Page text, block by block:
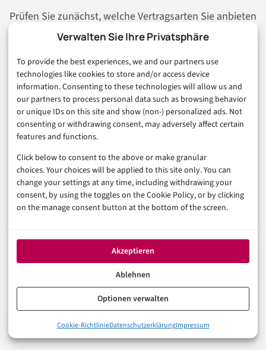
Verwalten Sie Ihre Privatsphäre
To provide the best experiences, we and our partners use
technologies like cookies to store and/or access device
information. Consenting to these technologies will allow us and
our partners to process personal data such as browsing behavior
or unique IDs on this site and show (non-) personalized ads. Not
consenting or withdrawing consent, may adversely affect certain
features and functions.
Click below to consent to the above or make granular
choices. Your choices will be applied to this site only. You can
change your settings at any time, including withdrawing your
consent, by using the toggles on the Cookie Policy, or by clicking
on the manage consent button at the bottom of the screen.
Akzeptieren
Ablehnen
Optionen verwalten
Cookie-RichtlinieDatenschutzerklärungImpressum
Prüfen Sie zunächst, welche Vertragsarten Sie anbieten
und für welche ein Widerrufsrecht besteht. Verkaufen
Dann sind Sie raus. Verkaufen Sie Standardware an
Privatpersonen? Dann brauchen Sie den Button.
Mischsortiment? Dann brauchen Sie ihn auch – und
müssen im Formular sauber differenzieren.
2. Technische Integration planen
Je nach Shopsystem variiert der Aufwand erheblich.
Für Shopify, WooCommerce und Magento werden
bereits. Eigenentwicklungen erfordern mehr Aufwand.
Planen Sie mit einem Entwicklungszeitraum von 2 bis 6
Wochen, je nach Komplexität Ihres Setups. Wer auf
Plattformen für den digitalisierten
Einzelhandel
unterwegs ist, hat es tendenziell leichter.
Widerrufsbutton: Was die EU-Richtlinie 2023/2673 konkret